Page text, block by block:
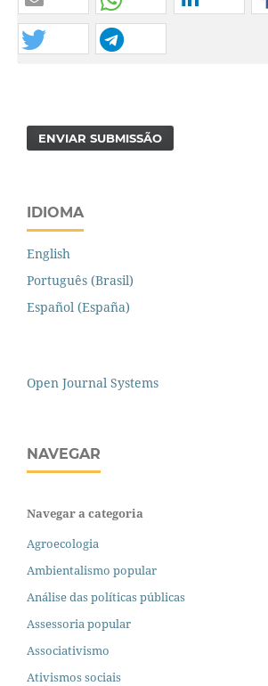
ENVIAR SUBMISSÃO
IDIOMA
English
Português (Brasil)
Español (España)
Open Journal Systems
NAVEGAR
Navegar a categoria
Agroecologia
Ambientalismo popular
Análise das políticas públicas
Assessoria popular
Associativismo
Ativismos sociais